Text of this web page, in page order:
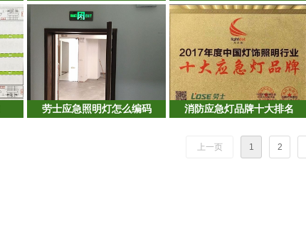
劳士应急照明灯怎么编码 消防应急灯品牌十大排名
上一页 1 2